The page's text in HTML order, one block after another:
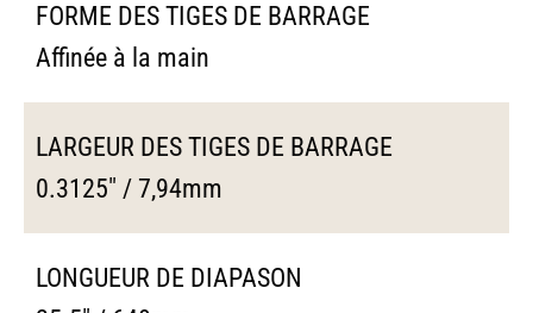
FORME DES TIGES DE BARRAGE
Affinée à la main
LARGEUR DES TIGES DE BARRAGE
0.3125" / 7,94mm
LONGUEUR DE DIAPASON